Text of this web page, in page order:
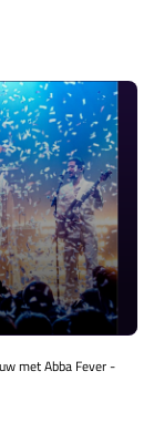
met Abba Fever -